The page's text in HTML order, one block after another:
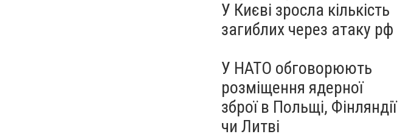
У Києві зросла кількість
загиблих через атаку рф
У НАТО обговорюють
розміщення ядерної
зброї в Польщі, Фінляндії
чи Литві